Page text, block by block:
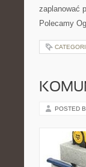
zaplanować
Polecamy
POSTED